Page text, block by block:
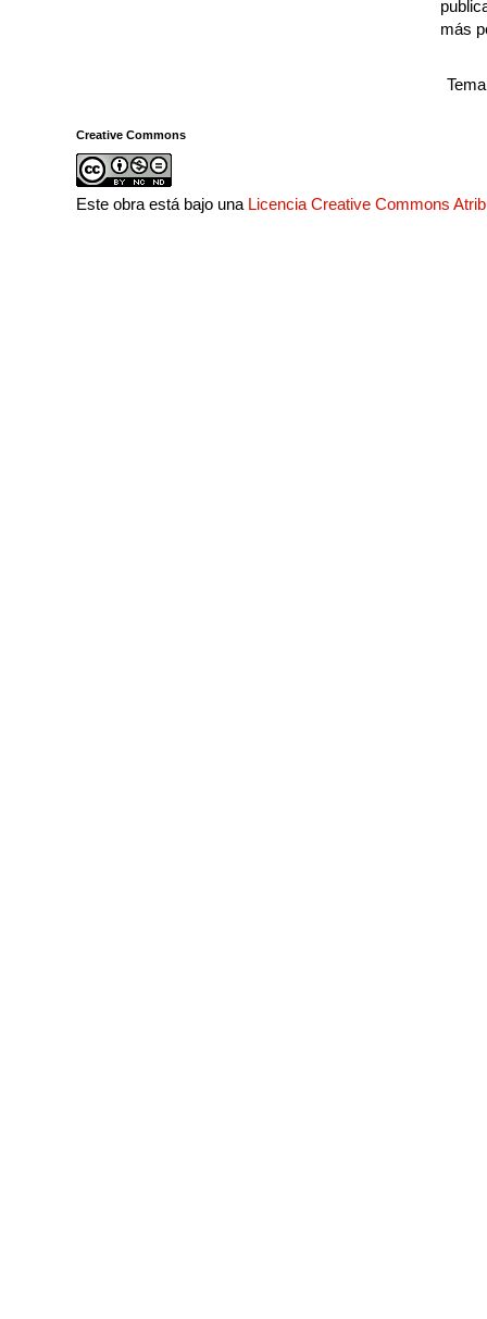
más
Creative Commons
Este obra está bajo una Licencia Creative Commons